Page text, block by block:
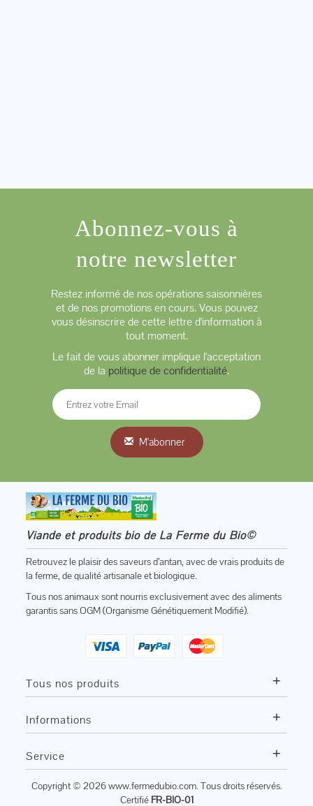
Abonnez-vous à
notre newsletter
Restez informé de nos opérations saisonnières
et de nos promotions en cours. Vous pouvez
vous désinscrire de cette lettre d'information à
tout moment.
Le fait de vous abonner implique l'acceptation
de la politique de confidentialité.
M'abonner
Viande et produits bio de La Ferme du Bio©
Retrouvez le plaisir des saveurs d’antan, avec de vrais produits de
la ferme, de qualité artisanale et biologique.
Tous nos animaux sont nourris exclusivement avec des aliments
garantis sans OGM (Organisme Génétiquement Modifié).
Tous nos produits +
Informations +
Service +
Copyright © 2026www.fermedubio.com. Tous droits réservés.
Certifié FR-BIO-01